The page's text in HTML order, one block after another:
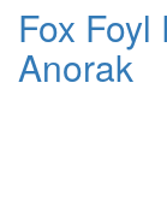
Fox Foyl
Anorak